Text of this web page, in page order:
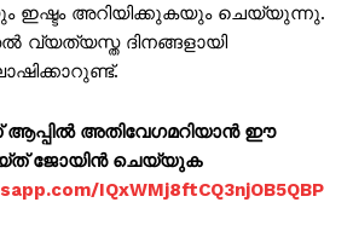
ഇഷ്ടം അറിയിക്കുകയും ചെയ്യുന്നു.
വ്യത്യസ്ത ദിനങ്ങളായി
അതിവേഗമറിയാൻ ഈ
ജോയിൻ ചെയ്യുക
IQxWMj8ftCQ3njOB5QBP